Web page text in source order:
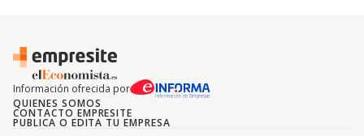
Información ofrecida por
QUIENES SOMOS
CONTACTO EMPRESITE
PUBLICA O EDITA TU EMPRESA